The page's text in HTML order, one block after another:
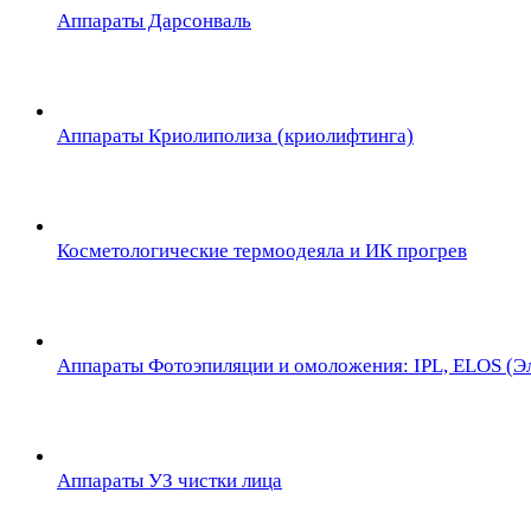
Аппараты Дарсонваль
Аппараты Криолиполиза (криолифтинга)
Косметологические термоодеяла и ИК прогрев
Аппараты Фотоэпиляции и омоложения: IPL, ELOS
Аппараты УЗ чистки лица